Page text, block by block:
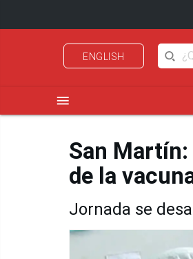
ENGLISH
menu
San
de la
Jornada se